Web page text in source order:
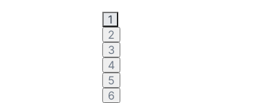
1
2
3
4
5
6